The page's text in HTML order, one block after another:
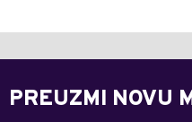
PREUZMI NOVU